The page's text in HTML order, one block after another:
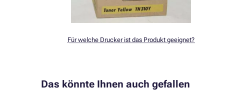
Für welche Drucker ist das Produkt geeignet?
Das könnte Ihnen auch gefallen